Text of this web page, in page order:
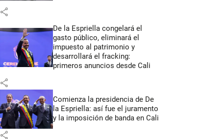
share
De la Espriella congelará el
gasto público, eliminará el
impuesto al patrimonio y
desarrollará el fracking:
primeros anuncios desde Cali
share
Comienza la presidencia de De
la Espriella: así fue el juramento
y la imposición de banda en Cali
share